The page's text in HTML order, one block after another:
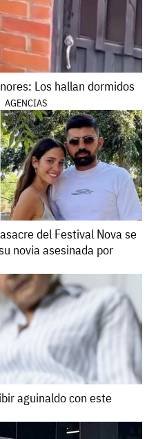
Los hallan dormidos
AGENCIAS
del Festival Nova se
novia asesinada por
aguinaldo con este